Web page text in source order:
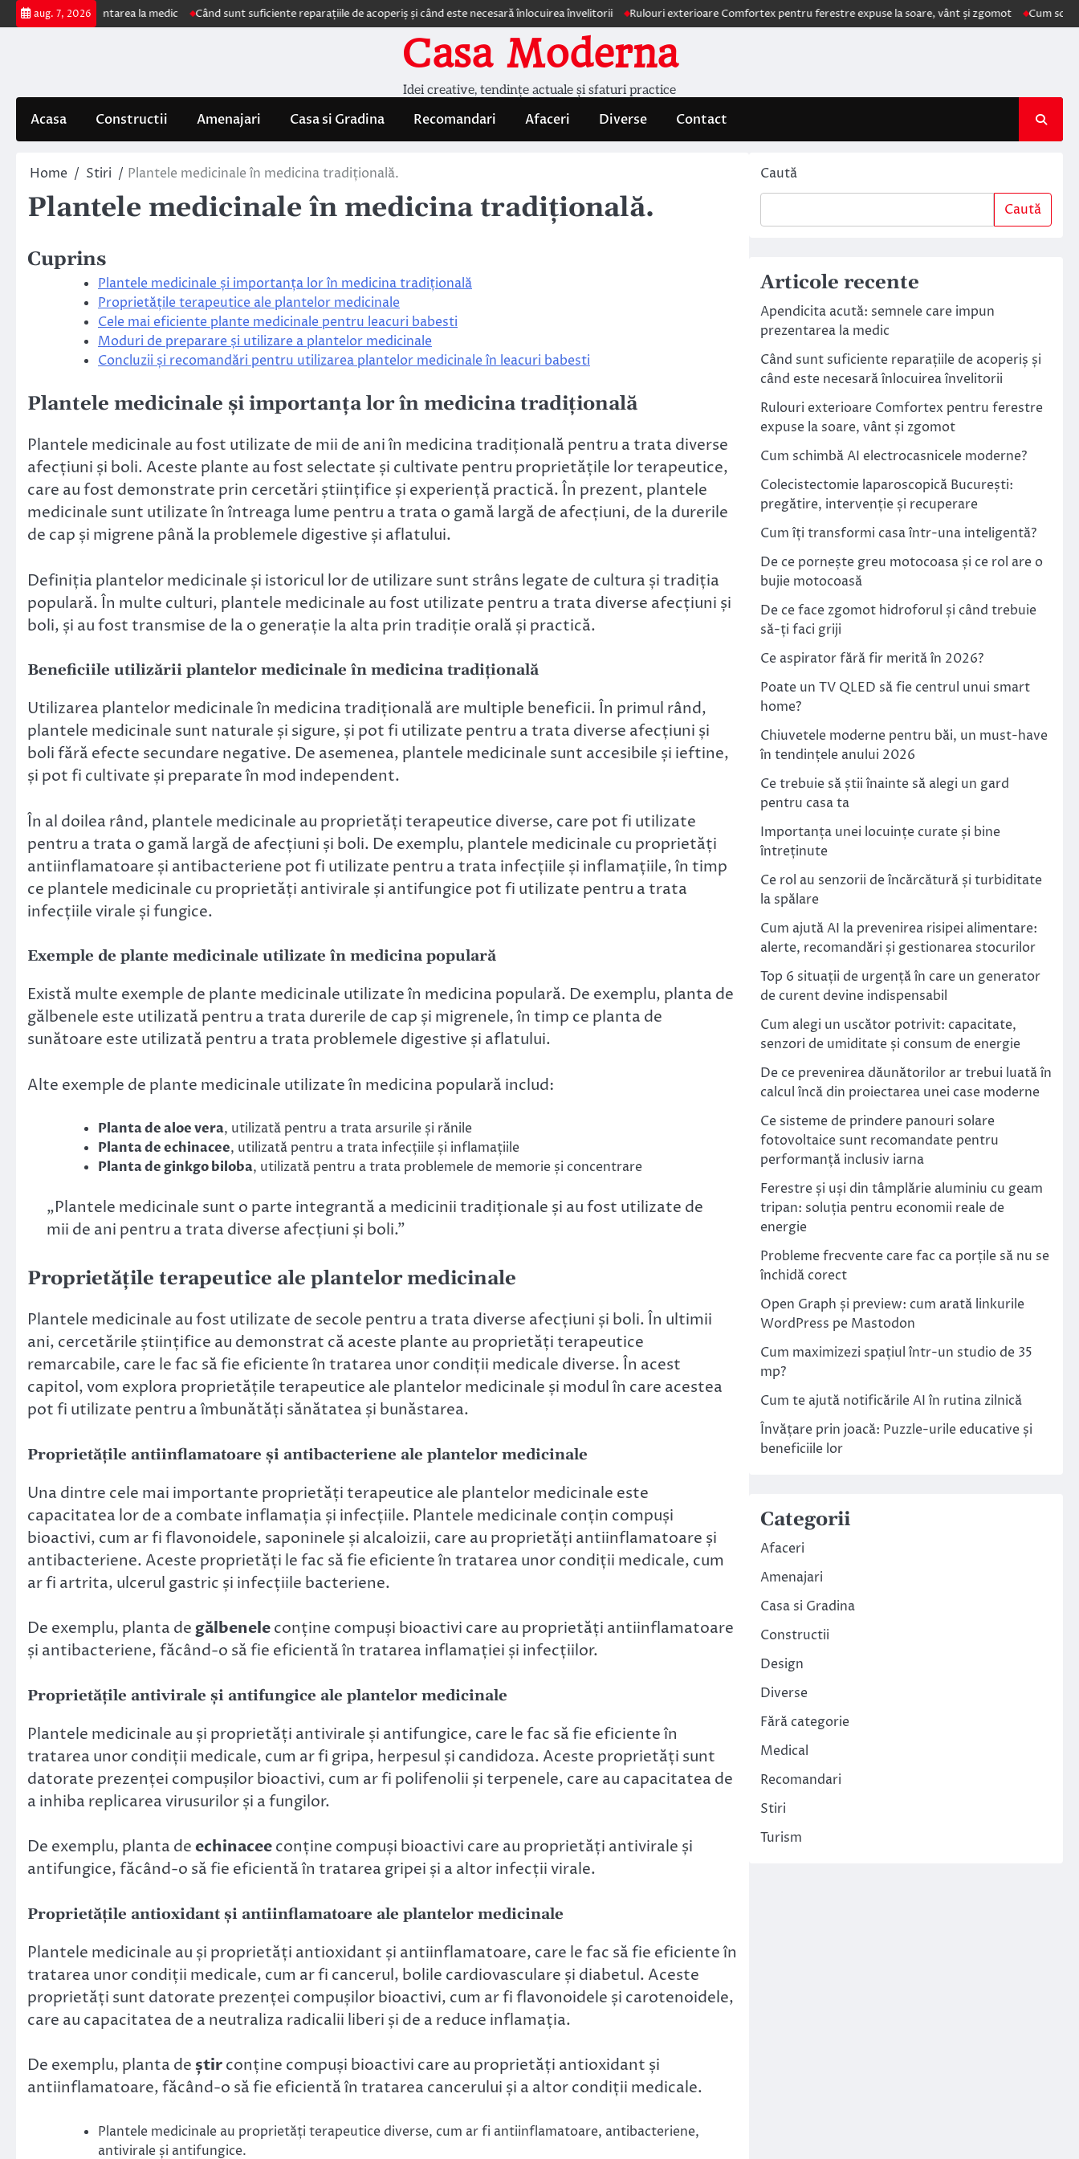
Skip
to
aug. 7, 2026
prezentarea la medic Când sunt suficiente reparațiile de acoperiș și când este necesară înlocuirea învelitorii Rulouri exterioare Comfortex pentru ferestre expuse la soare, vânt și zgomot Cum schimbă AI
Casa Moderna
Idei creative, tendințe actuale și sfaturi practice
Acasa Constructii Amenajari Casa si Gradina Recomandari Afaceri Diverse Contact
Home Stiri Plantele medicinale în medicina tradițională.
Plantele medicinale în medicina tradițională.
Cuprins
Plantele medicinale și importanța lor în medicina tradițională
Proprietățile terapeutice ale plantelor medicinale
Cele mai eficiente plante medicinale pentru leacuri babesti
Moduri de preparare și utilizare a plantelor medicinale
Concluzii și recomandări pentru utilizarea plantelor medicinale în leacuri babesti
Plantele medicinale și importanța lor în medicina tradițională
Plantele medicinale au fost utilizate de mii de ani în medicina tradițională pentru a trata diverse
afecțiuni și boli. Aceste plante au fost selectate și cultivate pentru proprietățile lor terapeutice,
care au fost demonstrate prin cercetări științifice și experiență practică. În prezent, plantele
medicinale sunt utilizate în întreaga lume pentru a trata o gamă largă de afecțiuni, de la durerile
de cap și migrene până la problemele digestive și aflatului.
Definiția plantelor medicinale și istoricul lor de utilizare sunt strâns legate de cultura și tradiția
populară. În multe culturi, plantele medicinale au fost utilizate pentru a trata diverse afecțiuni și
boli, și au fost transmise de la o generație la alta prin tradiție orală și practică.
Beneficiile utilizării plantelor medicinale în medicina tradițională
Utilizarea plantelor medicinale în medicina tradițională are multiple beneficii. În primul rând,
plantele medicinale sunt naturale și sigure, și pot fi utilizate pentru a trata diverse afecțiuni și
boli fără efecte secundare negative. De asemenea, plantele medicinale sunt accesibile și ieftine,
și pot fi cultivate și preparate în mod independent.
În al doilea rând, plantele medicinale au proprietăți terapeutice diverse, care pot fi utilizate
pentru a trata o gamă largă de afecțiuni și boli. De exemplu, plantele medicinale cu proprietăți
antiinflamatoare și antibacteriene pot fi utilizate pentru a trata infecțiile și inflamațiile, în timp
ce plantele medicinale cu proprietăți antivirale și antifungice pot fi utilizate pentru a trata
infecțiile virale și fungice.
Exemple de plante medicinale utilizate în medicina populară
Există multe exemple de plante medicinale utilizate în medicina populară. De exemplu, planta de
gălbenele este utilizată pentru a trata durerile de cap și migrenele, în timp ce planta de
sunătoare este utilizată pentru a trata problemele digestive și aflatului.
Alte exemple de plante medicinale utilizate în medicina populară includ:
Planta de aloe vera, utilizată pentru a trata arsurile și rănile
Planta de echinacee, utilizată pentru a trata infecțiile și inflamațiile
Planta de ginkgo biloba, utilizată pentru a trata problemele de memorie și concentrare
„Plantele medicinale sunt o parte integrantă a medicinii tradiționale și au fost utilizate de
mii de ani pentru a trata diverse afecțiuni și boli.”
Proprietățile terapeutice ale plantelor medicinale
Plantele medicinale au fost utilizate de secole pentru a trata diverse afecțiuni și boli. În ultimii
ani, cercetările științifice au demonstrat că aceste plante au proprietăți terapeutice
remarcabile, care le fac să fie eficiente în tratarea unor condiții medicale diverse. În acest
capitol, vom explora proprietățile terapeutice ale plantelor medicinale și modul în care acestea
pot fi utilizate pentru a îmbunătăți sănătatea și bunăstarea.
Proprietățile antiinflamatoare și antibacteriene ale plantelor medicinale
Una dintre cele mai importante proprietăți terapeutice ale plantelor medicinale este
capacitatea lor de a combate inflamația și infecțiile. Plantele medicinale conțin compuși
bioactivi, cum ar fi flavonoidele, saponinele și alcaloizii, care au proprietăți antiinflamatoare și
antibacteriene. Aceste proprietăți le fac să fie eficiente în tratarea unor condiții medicale, cum
ar fi artrita, ulcerul gastric și infecțiile bacteriene.
De exemplu, planta degălbeneleconține compuși bioactivi care au proprietăți antiinflamatoare
și antibacteriene, făcând-o să fie eficientă în tratarea inflamației și infecțiilor.
Proprietățile antivirale și antifungice ale plantelor medicinale
Plantele medicinale au și proprietăți antivirale și antifungice, care le fac să fie eficiente în
tratarea unor condiții medicale, cum ar fi gripa, herpesul și candidoza. Aceste proprietăți sunt
datorate prezenței compușilor bioactivi, cum ar fi polifenolii și terpenele, care au capacitatea de
a inhiba replicarea virusurilor și a fungilor.
De exemplu, planta deechinaceeconține compuși bioactivi care au proprietăți antivirale și
antifungice, făcând-o să fie eficientă în tratarea gripei și a altor infecții virale.
Proprietățile antioxidant și antiinflamatoare ale plantelor medicinale
Plantele medicinale au și proprietăți antioxidant și antiinflamatoare, care le fac să fie eficiente în
tratarea unor condiții medicale, cum ar fi cancerul, bolile cardiovasculare și diabetul. Aceste
proprietăți sunt datorate prezenței compușilor bioactivi, cum ar fi flavonoidele și carotenoidele,
care au capacitatea de a neutraliza radicalii liberi și de a reduce inflamația.
De exemplu, planta de știrconține compuși bioactivi care au proprietăți antioxidant și
antiinflamatoare, făcând-o să fie eficientă în tratarea cancerului și a altor condiții medicale.
Plantele medicinale au proprietăți terapeutice diverse, cum ar fi antiinflamatoare, antibacteriene,
antivirale și antifungice.
Caută
Caută
Articole recente
Apendicita acută: semnele care impun
prezentarea la medic
Când sunt suficiente reparațiile de acoperiș și
când este necesară înlocuirea învelitorii
Rulouri exterioare Comfortex pentru ferestre
expuse la soare, vânt și zgomot
Cum schimbă AI electrocasnicele moderne?
Colecistectomie laparoscopică București:
pregătire, intervenție și recuperare
Cum îți transformi casa într-una inteligentă?
De ce pornește greu motocoasa și ce rol are o
bujie motocoasă
De ce face zgomot hidroforul și când trebuie
să-ți faci griji
Ce aspirator fără fir merită în 2026?
Poate un TV QLED să fie centrul unui smart
home?
Chiuvetele moderne pentru băi, un must-have
în tendințele anului 2026
Ce trebuie să știi înainte să alegi un gard
pentru casa ta
Importanța unei locuințe curate și bine
întreținute
Ce rol au senzorii de încărcătură și turbiditate
la spălare
Cum ajută AI la prevenirea risipei alimentare:
alerte, recomandări și gestionarea stocurilor
Top 6 situații de urgență în care un generator
de curent devine indispensabil
Cum alegi un uscător potrivit: capacitate,
senzori de umiditate și consum de energie
De ce prevenirea dăunătorilor ar trebui luată în
calcul încă din proiectarea unei case moderne
Ce sisteme de prindere panouri solare
fotovoltaice sunt recomandate pentru
performanță inclusiv iarna
Ferestre și uși din tâmplărie aluminiu cu geam
tripan: soluția pentru economii reale de
energie
Probleme frecvente care fac ca porțile să nu se
închidă corect
Open Graph și preview: cum arată linkurile
WordPress pe Mastodon
Cum maximizezi spațiul într-un studio de 35
mp?
Cum te ajută notificările AI în rutina zilnică
Învățare prin joacă: Puzzle-urile educative și
beneficiile lor
Categorii
Afaceri
Amenajari
Casa si Gradina
Constructii
Design
Diverse
Fără categorie
Medical
Recomandari
Stiri
Turism